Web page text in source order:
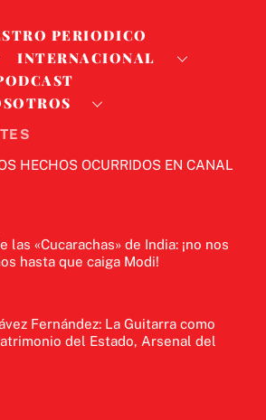
PERIODICO
INTERNACIONAL
HECHOS OCURRIDOS EN CANAL
las «Cucarachas» de India: ¡no nos
hasta que caiga Modi!
Fernández: La Guitarra como
del Estado, Arsenal del